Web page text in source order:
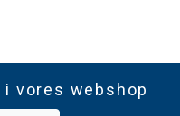
vores webshop